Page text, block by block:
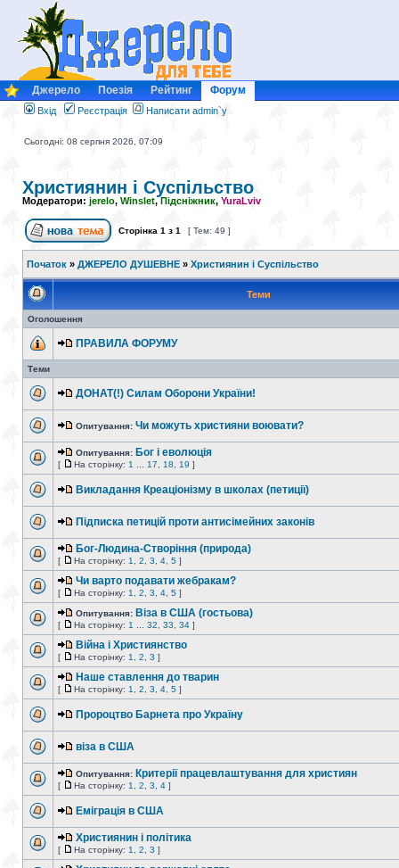
Джерело Поезія Рейтинг Форум
Вхід Реєстрація Написати admin`у
Сьогодні: 08 серпня 2026, 07:09
Християнин і Суспільство
Модератори: jerelo, Winslet,Підсніжник, YuraLviv
Сторінка 1 з 1 [ Тем: 49 ]
Початок » ДЖЕРЕЛО ДУШЕВНЕ » Християнин і Суспільство
Теми
Оголошення
ПРАВИЛА ФОРУМУ
Теми
ДОНАТ(!) Силам Оборони України!
Опитування: Чи можуть християни воювати?
Опитування: Бог і еволюція
[ На сторінку: 1 17 18 19 ]
Викладання Креаціонізму в школах (петиції)
Підписка петицій проти антисімейних законів
Бог-Людина-Створіння (природа)
[ На сторінку: 1 2 3 4 5 ]
Чи варто подавати жебракам?
[ На сторінку: 1 2 3 4 5 ]
Опитування: Віза в США (гостьова)
[ На сторінку: 1 32 33 34 ]
Війна і Християнство
[ На сторінку: 1 2 3 ]
Наше ставлення до тварин
[ На сторінку: 1 2 3 4 5 ]
Пророцтво Барнета про Україну
віза в США
Опитування: Критерії працевлаштування для християн
[ На сторінку: 1 2 3 4 ]
Еміграція в США
Християнин і політика
[ На сторінку: 1 2 3 ]